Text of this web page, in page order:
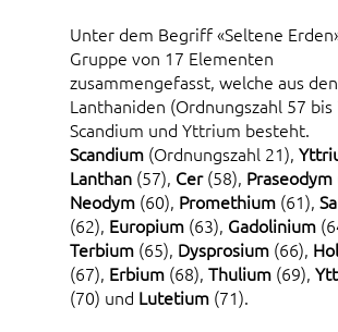
Unter dem Begriff «Seltene
Gruppe von 17 Elementen
zusammengefasst, welche aus
Lanthaniden (Ordnungszahl 57 bis
Scandium und Yttrium besteht.
Scandium (Ordnungszahl 21),
Lanthan (57), Cer(58), Praseodym
Neodym (60), Promethium (61),
(62), Europium (63), Gadolinium
Terbium (65), Dysprosium (66),
(67), Erbium (68), Thulium (69),
(70) und Lutetium (71).